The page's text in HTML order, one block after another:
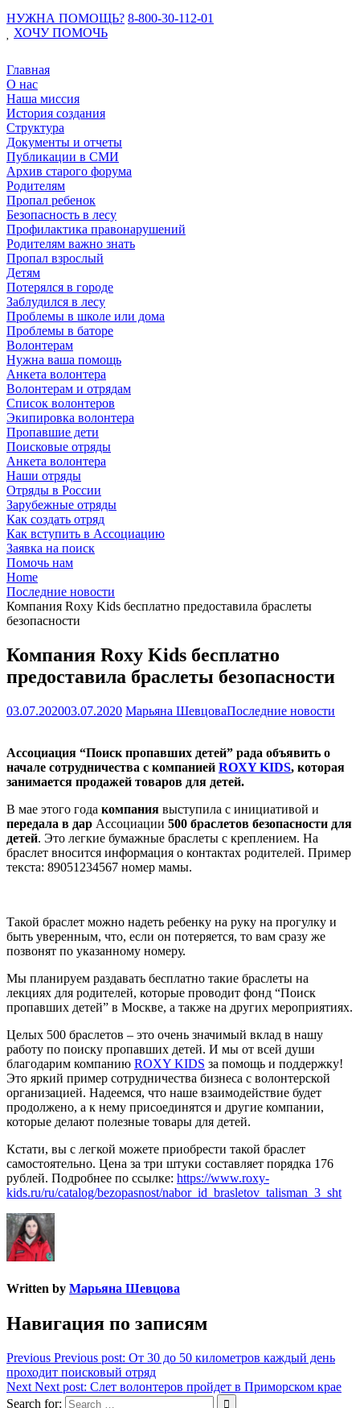
НУЖНА ПОМОЩЬ? 8-800-30-112-01
ХОЧУПОМОЧЬ
Главная
О нас
Наша миссия
История создания
Структура
Документы и отчеты
Публикации в СМИ
Архив старого форума
Родителям
Пропал ребенок
Безопасность в лесу
Профилактика правонарушений
Родителям важно знать
Пропал взрослый
Детям
Потерялся в городе
Заблудился в лесу
Проблемы в школе или дома
Проблемы в баторе
Волонтерам
Нужна ваша помощь
Анкета волонтера
Волонтерам и отрядам
Список волонтеров
Экипировка волонтера
Пропавшие дети
Поисковые отряды
Анкета волонтера
Наши отряды
Отряды в России
Зарубежные отряды
Как создать отряд
Как вступить в Ассоциацию
Заявка на поиск
Помочь нам
Home
Последние новости
Компания Roxy Kids бесплатно предоставила браслеты
безопасности
Компания Roxy Kids бесплатно
предоставила браслеты безопасности
03.07.202003.07.2020 Марьяна ШевцоваПоследние новости
Ассоциация “Поиск пропавших детей” рада объявить о
начале сотрудничества с компанией ROXY KIDS, которая
занимается продажей товаров для детей.
В мае этого года компания выступила с инициативой и
передала в дар Ассоциации 500 браслетов безопасности для
детей. Это легкие бумажные браслеты с креплением. На
браслет вносится информация о контактах родителей. Пример
текста: 89051234567 номер мамы.
Такой браслет можно надеть ребенку на руку на прогулку и
быть уверенным, что, если он потеряется, то вам сразу же
позвонят по указанному номеру.
Мы планируем раздавать бесплатно такие браслеты на
лекциях для родителей, которые проводит фонд “Поиск
пропавших детей” в Москве, а также на других мероприятиях.
Целых 500 браслетов – это очень значимый вклад в нашу
работу по поиску пропавших детей. И мы от всей души
благодарим компанию ROXY KIDS за помощь и поддержку!
Это яркий пример сотрудничества бизнеса с волонтерской
организацией. Надеемся, что наше взаимодействие будет
продолжено, а к нему присоединятся и другие компании,
которые делают полезные товары для детей.
Кстати, вы с легкой можете приобрести такой браслет
самостоятельно. Цена за три штуки составляет порядка 176
рублей. Подробнее по ссылке: https://www.roxy-
kids.ru/ru/catalog/bezopasnost/nabor_id_brasletov_talisman_3_sht
Written by Марьяна Шевцова
Навигация по записям
Previous Previous post: От 30 до 50 километров каждый день
проходит поисковый отряд
Next Next post: Слет волонтеров пройдет в Приморском крае
Search for: